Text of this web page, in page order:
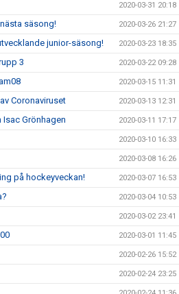
2020-03-31 20:18
säsong! 2020-03-26 21:27
junior-säsong! 2020-03-23 18:35
3 2020-03-22 09:28
2020-03-15 11:31
Coronaviruset 2020-03-13 12:31
Isac Grönhagen 2020-03-11 17:17
2020-03-10 16:33
2020-03-08 16:26
på hockeyveckan! 2020-03-07 16:53
2020-03-04 10:53
2020-03-02 23:41
2020-03-01 11:45
2020-02-26 15:52
2020-02-24 23:25